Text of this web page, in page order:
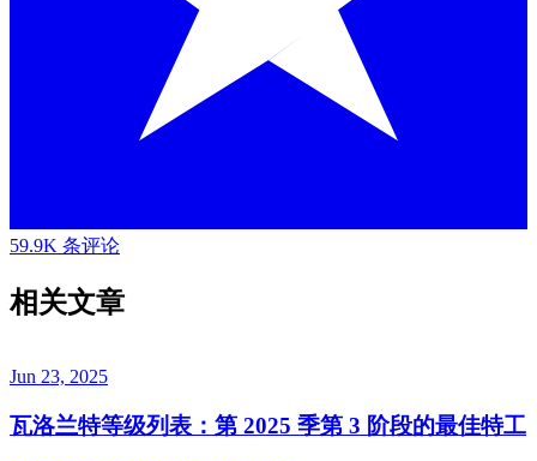
59.9K 条评论
相关文章
Jun 23, 2025
瓦洛兰特等级列表：第 2025 季第 3 阶段的最佳特工